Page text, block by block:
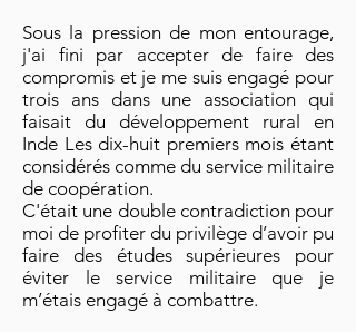
Sous la pression de mon entourage,
j'ai fini par accepter de faire des
compromis et je me suis engagé pour
trois ans dans une association qui
faisait du développement rural en
Inde Les dix-huit premiers mois étant
considérés comme du service militaire
de coopération.
C'était une double contradiction pour
moi de profiter du privilège d’avoir pu
faire des études supérieures pour
éviter le service militaire que je
m’étais engagé à combattre.